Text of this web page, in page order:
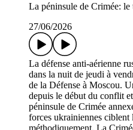
La péninsule de Crimée:
27/06/2026
La défense anti-aérienne
dans la nuit de jeudi à
de la Défense à Moscou.
depuis le début du conflit
péninsule de Crimée
forces ukrainiennes ciblent
méthodiquement. La